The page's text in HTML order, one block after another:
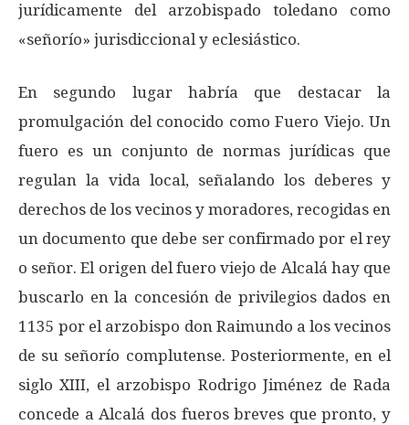
jurídicamente del arzobispado toledano como
«señorío» jurisdiccional y eclesiástico.
En segundo lugar habría que destacar la
promulgación del conocido como Fuero Viejo. Un
fuero es un conjunto de normas jurídicas que
regulan la vida local, señalando los deberes y
derechos de los vecinos y moradores, recogidas en
un documento que debe ser confirmado por el rey
o señor. El origen del fuero viejo de Alcalá hay que
buscarlo en la concesión de privilegios dados en
1135 por el arzobispo don Raimundo a los vecinos
de su señorío complutense. Posteriormente, en el
siglo XIII, el arzobispo Rodrigo Jiménez de Rada
concede a Alcalá dos fueros breves que pronto, y